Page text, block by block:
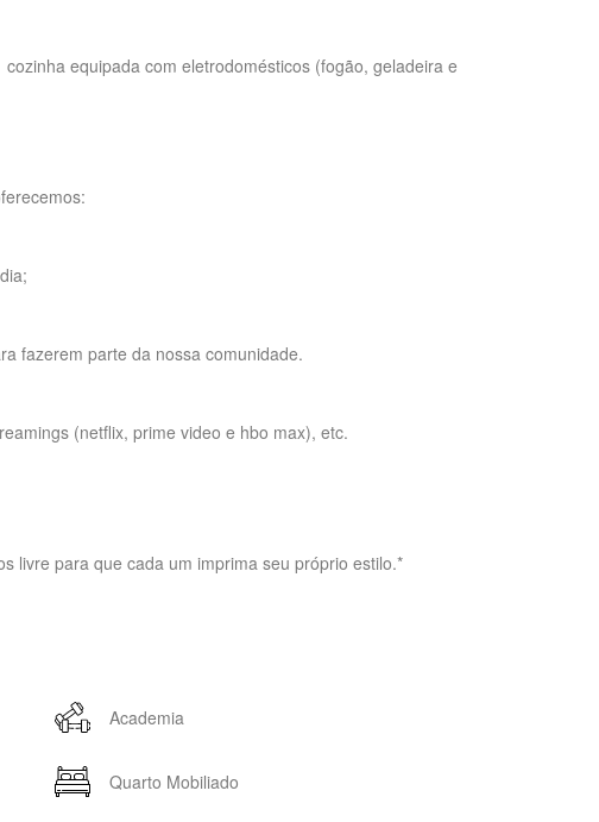
equipada com eletrodomésticos (fogão, geladeira e
fazerem parte da nossa comunidade.
(netflix, prime video e hbo max), etc.
livre para que cada um imprima seu próprio estilo.*
Academia
Quarto Mobiliado